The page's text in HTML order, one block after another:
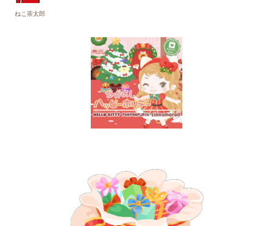
ねこ茶太郎